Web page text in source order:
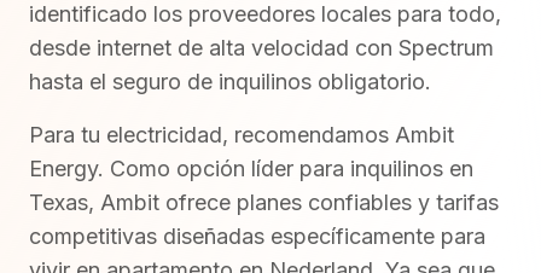
identificado los proveedores locales para todo,
desde internet de alta velocidad con Spectrum
hasta el seguro de inquilinos obligatorio.
Para tu electricidad, recomendamos Ambit
Energy. Como opción líder para inquilinos en
Texas, Ambit ofrece planes confiables y tarifas
competitivas diseñadas específicamente para